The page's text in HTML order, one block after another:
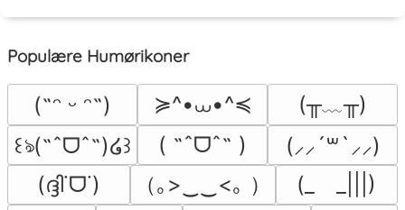
Populære Humørikoner
(˶ᵔ ᵕ ᵔ˶) ≽^•⩊•^≼
(╥﹏╥)
꒰ঌ(˶ˆᗜˆ˵)໒꒱
( ˶ˆᗜˆ˵ )
(⸝⸝´꒳`⸝⸝)
(ദ്ദി˙ᗜ˙)
（｡>‿‿<｡ ）
(_　_|||)